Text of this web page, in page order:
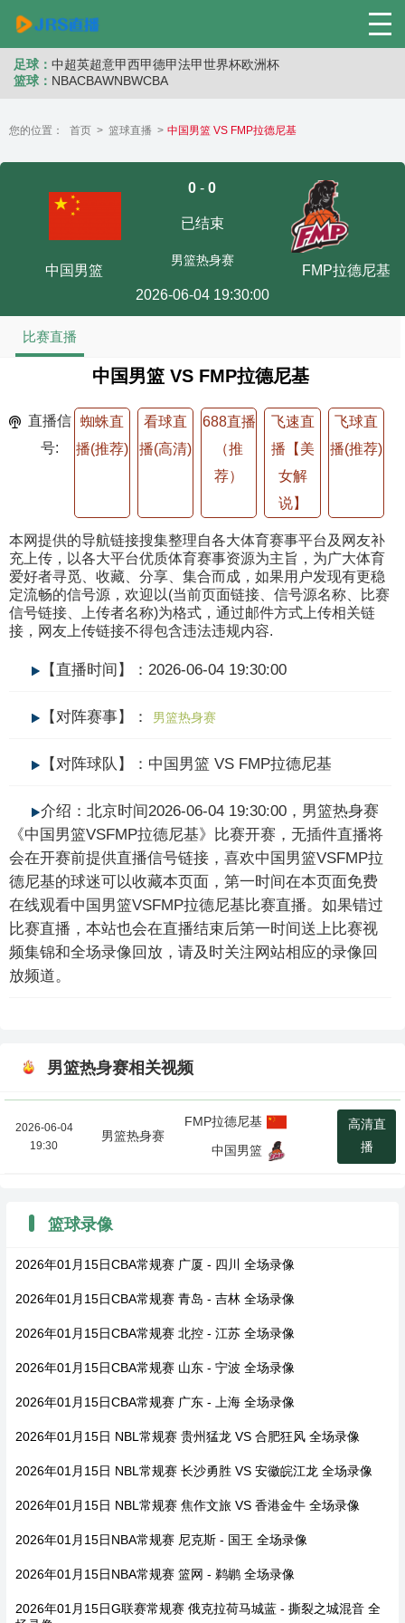
足球： 中超英超意甲西甲德甲法甲世界杯欧洲杯
篮球： NBACBAWNBWCBA
您的位置： 首页 > 篮球直播 > 中国男篮 VS FMP拉德尼基
中国男篮
0 -0
已结束
男篮热身赛
2026-06-04 19:30:00
FMP拉德尼基
比赛直播
中国男篮 VS FMP拉德尼基
直播信
号:
蜘蛛直
播(推荐)
看球直
播(高清)
688直播
（推
荐）
飞速直
播【美
女解
说】
飞球直
播(推荐)
本网提供的导航链接搜集整理自各大体育赛事平台及网友补
充上传，以各大平台优质体育赛事资源为主旨，为广大体育
爱好者寻觅、收藏、分享、集合而成，如果用户发现有更稳
定流畅的信号源，欢迎以(当前页面链接、信号源名称、比赛
信号链接、上传者名称)为格式，通过邮件方式上传相关链
接，网友上传链接不得包含违法违规内容.
【直播时间】：2026-06-04 19:30:00
【对阵赛事】： 男篮热身赛
【对阵球队】：中国男篮 VS FMP拉德尼基
介绍：北京时间2026-06-04 19:30:00，男篮热身赛
《中国男篮VSFMP拉德尼基》比赛开赛，无插件直播将
会在开赛前提供直播信号链接，喜欢中国男篮VSFMP拉
德尼基的球迷可以收藏本页面，第一时间在本页面免费
在线观看中国男篮VSFMP拉德尼基比赛直播。如果错过
比赛直播，本站也会在直播结束后第一时间送上比赛视
频集锦和全场录像回放，请及时关注网站相应的录像回
放频道。
男篮热身赛相关视频
2026-06-04
19:30
男篮热身赛
FMP拉德尼基
中国男篮
高清直
播
篮球录像
2026年01月15日CBA常规赛 广厦 - 四川 全场录像
2026年01月15日CBA常规赛 青岛 - 吉林 全场录像
2026年01月15日CBA常规赛 北控 - 江苏 全场录像
2026年01月15日CBA常规赛 山东 - 宁波 全场录像
2026年01月15日CBA常规赛 广东 - 上海 全场录像
2026年01月15日 NBL常规赛 贵州猛龙 VS 合肥狂风 全场录像
2026年01月15日 NBL常规赛 长沙勇胜 VS 安徽皖江龙 全场录像
2026年01月15日 NBL常规赛 焦作文旅 VS 香港金牛 全场录像
2026年01月15日NBA常规赛 尼克斯 - 国王 全场录像
2026年01月15日NBA常规赛 篮网 - 鹈鹕 全场录像
2026年01月15日G联赛常规赛 俄克拉荷马城蓝 - 撕裂之城混音 全